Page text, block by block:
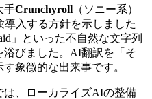
手Crunchyroll （ソニー系）
入する方針を示しました
」といった不自然な文字列
びました。AI翻訳を「そ
象徴的な出来事です。
は、ローカライズAIの整備